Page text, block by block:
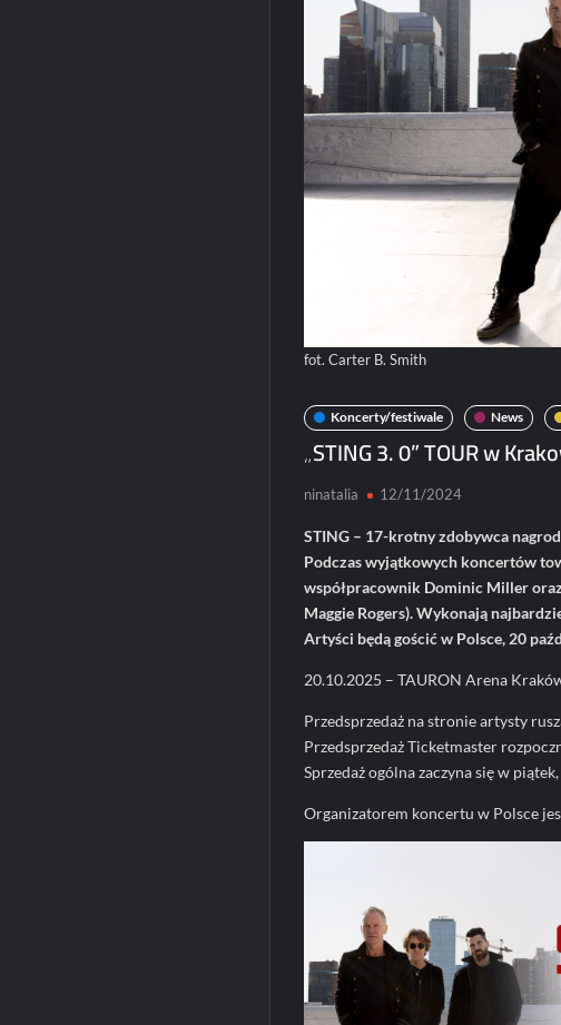
fot. Carter B. Smith
Koncerty/festiwale News
„STING 3. 0” TOUR w
ninatalia 12/11/2024
STING – 17-krotny zdobywca
Podczas wyjątkowych koncertów
współpracownik Dominic Miller
Maggie Rogers). Wykonają
Artyści będą gościć w Polsce, 20
20.10.2025 – TAURON Arena
Przedsprzedaż na stronie artysty
Przedsprzedaż Ticketmaster
Sprzedaż ogólna zaczyna się w
Organizatorem koncertu w Polsce